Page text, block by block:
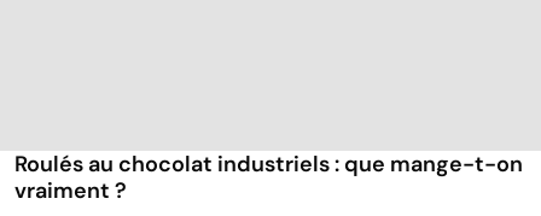
Roulés au chocolat industriels : que mange-t-on
vraiment ?